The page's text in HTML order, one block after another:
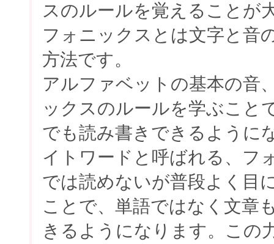
スのルールを覚えることが
フォニックスとは文字と音
方法です。
アルファベットの基本の音
ックスのルールを学ぶこと
でも読み書きできるように
イトワードと呼ばれる、フ
では読めないが普段よく目
ことで、単語ではなく文章
きるようになります。この